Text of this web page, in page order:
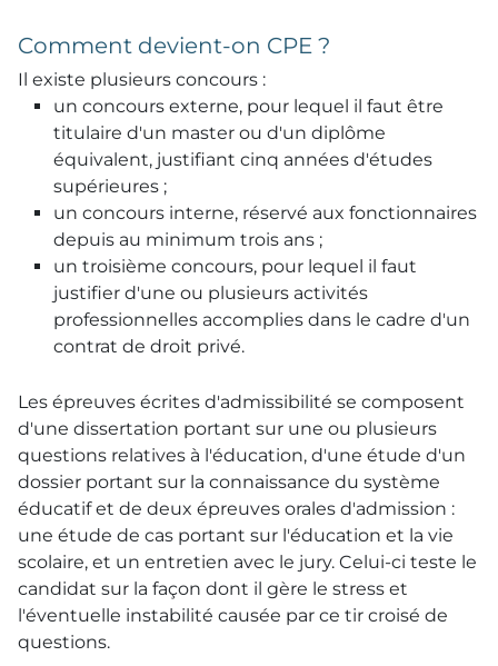
Comment devient-on CPE ?
Il existe plusieurs concours :
un concours externe, pour lequel il faut être
titulaire d'un master ou d'un diplôme
équivalent, justifiant cinq années d'études
supérieures ;
un concours interne, réservé aux fonctionnaires
depuis au minimum trois ans ;
un troisième concours, pour lequel il faut
justifier d'une ou plusieurs activités
professionnelles accomplies dans le cadre d'un
contrat de droit privé.
Les épreuves écrites d'admissibilité se composent
d'une dissertation portant sur une ou plusieurs
questions relatives à l'éducation, d'une étude d'un
dossier portant sur la connaissance du système
éducatif et de deux épreuves orales d'admission :
une étude de cas portant sur l'éducation et la vie
scolaire, et un entretien avec le jury. Celui-ci teste le
candidat sur la façon dont il gère le stress et
l'éventuelle instabilité causée par ce tir croisé de
questions.